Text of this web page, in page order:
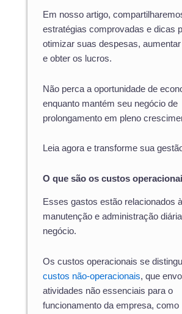
Em nosso artigo,
estratégias comprovadas e dicas
otimizar suas despesas,
e obter os lucros.
Não perca a oportunidade de
enquanto mantém seu negócio de
prolongamento em pleno
Leia agora e transforme sua
O que são os custos
Esses gastos estão relacionados à
manutenção e administração
negócio.
Os custos operacionais se
custos não-operacionais, que
atividades não essenciais para o
funcionamento da empresa, como